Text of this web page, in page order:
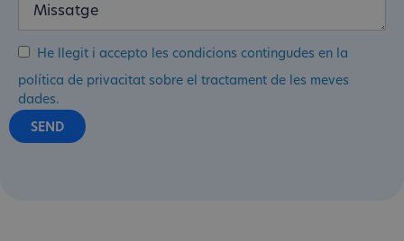
He llegit i accepto les condicions contingudes en la
política de privacitat sobre el tractament de les meves
dades.